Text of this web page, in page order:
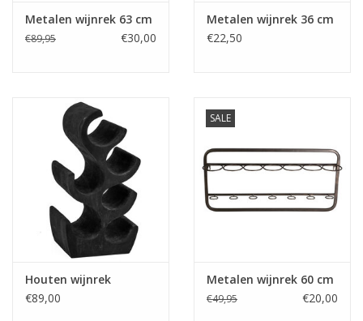
Badkamer
Tuinmeubels en deco
Beelden
Fake plants
SIeraden
Metalen wijnrek 63 cm
€89,95 €30,00
Metalen wijnrek 36 cm
€22,50
Houten wijnrek
€89,00
SALE
Metalen wijnrek 60 cm
€49,95 €20,00